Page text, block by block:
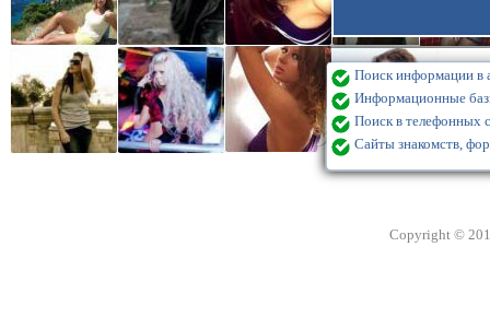
Поиск информации в
Информационные
Поиск в телефонных
Сайты знакомств,
Copyright ©